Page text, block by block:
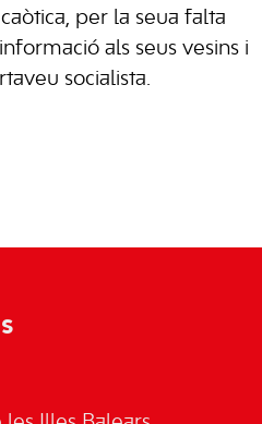
per la seua falta
als seus vesins i
socialista.